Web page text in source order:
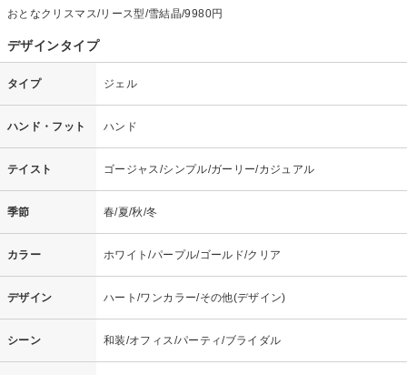
おとなクリスマス/リース型/雪結晶/9980円
デザインタイプ
タイプ ジェル
ハンド・フット ハンド
テイスト ゴージャス/シンプル/ガーリー/カジュアル
季節 春/夏/秋/冬
カラー ホワイト/パープル/ゴールド/クリア
デザイン ハート/ワンカラー/その他(デザイン)
シーン 和装/オフィス/パーティ/ブライダル